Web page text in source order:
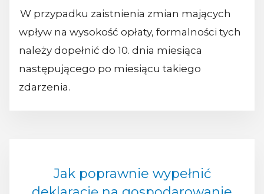
W przypadku zaistnienia zmian mających
wpływ na wysokość opłaty, formalności tych
należy dopełnić do 10. dnia miesiąca
następującego po miesiącu takiego
zdarzenia.
Jak poprawnie wypełnić